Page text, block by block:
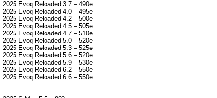
2025 Evoq Reloaded 3.7 – 490e
2025 Evoq Reloaded 4.0 – 495e
2025 Evoq Reloaded 4.2 – 500e
2025 Evoq Reloaded 4.5 – 505e
2025 Evoq Reloaded 4.7 – 510e
2025 Evoq Reloaded 5.0 – 520e
2025 Evoq Reloaded 5.3 – 525e
2025 Evoq Reloaded 5.6 – 520e
2025 Evoq Reloaded 5.9 – 530e
2025 Evoq Reloaded 6.2 – 550e
2025 Evoq Reloaded 6.6 – 550e